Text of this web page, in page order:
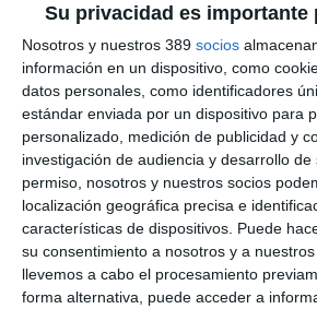
Su privacidad es importante
Nosotros y nuestros 389 socios
información en un dispositivo, como
datos personales, como identificadores
estándar enviada por un dispositivo para
personalizado, medición de publicidad y
investigación de audiencia y desarrollo de
permiso, nosotros y nuestros socios
localización geográfica precisa e
características de dispositivos. Puede
su consentimiento a nosotros y a
llevemos a cabo el procesamiento
forma alternativa, puede acceder a
CONTENIDOS PREMIUM +
69€AL AÑO
AccesoilimitadocontenidosPremium
RevistaAseguranza1 año en papel + PDF
Sin compromiso de permanencia
Después 73€/año